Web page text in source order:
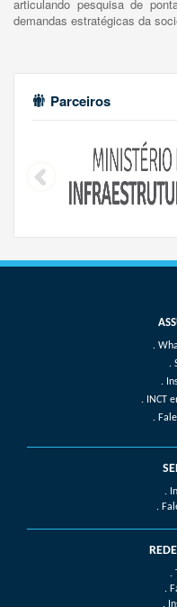
articulando pesquisa de
demandas estratégicas da
Parceiros
INCT
.
.
.
.
.